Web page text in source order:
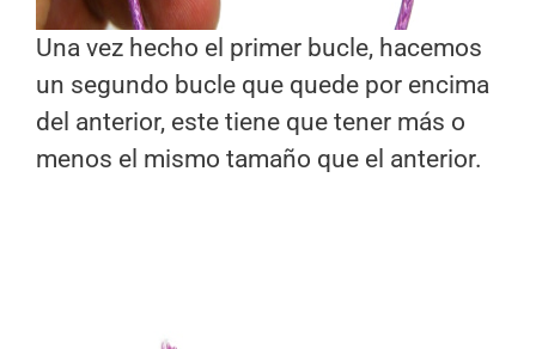
Una vez hecho el primer bucle, hacemos
un segundo bucle que quede por encima
del anterior, este tiene que tener más o
menos el mismo tamaño que el anterior.